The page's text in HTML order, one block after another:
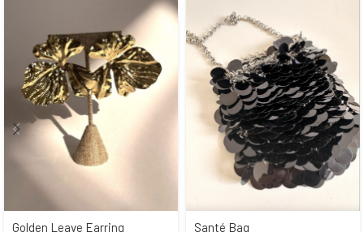
Golden Leave Earring Santé Bag